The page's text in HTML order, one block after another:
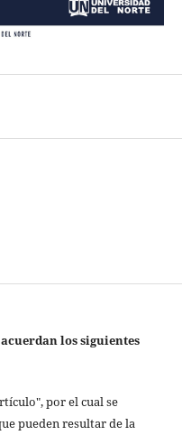
los siguientes
por el cual se
pueden resultar de la